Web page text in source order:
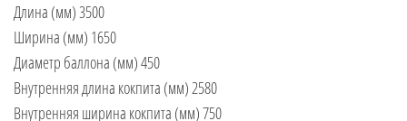
Длина (мм) 3500
Ширина (мм) 1650
Диаметр баллона (мм) 450
Внутренняя длина кокпита (мм) 2580
Внутренняя ширина кокпита (мм) 750